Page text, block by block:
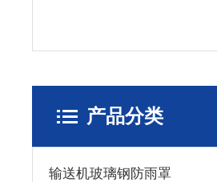
产品分类
输送机玻璃钢防雨罩